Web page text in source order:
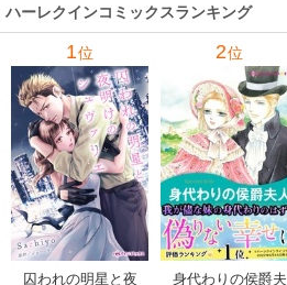
ン･ウィール/ 津寺
里可子
ハーレクインコミックスランキング
1位
囚われの明星と夜
2位
身代わりの侯爵夫